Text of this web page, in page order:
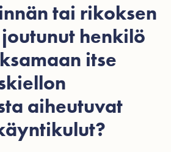
tai rikoksen
henkilö
itse
aiheutuvat